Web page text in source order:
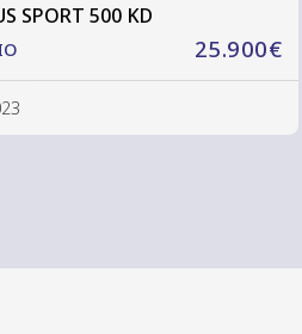
SPORT 500 KD
25.900€